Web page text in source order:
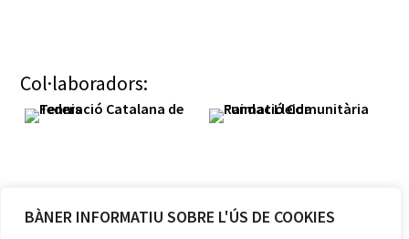
BÀNER INFORMATIU SOBRE L'ÚS DE COOKIES
Col·laboradors: